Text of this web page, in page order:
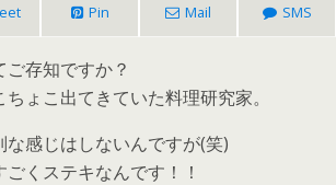
Pin Mail SMS
ご存知ですか？
ょこ出てきていた料理研究家。
感じはしないんですが(笑)
くステキなんです！！